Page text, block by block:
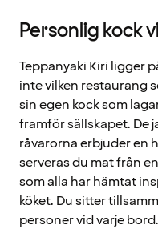
Personlig kock
Teppanyaki Kiri ligger
inte vilken restaurang
sin egen kock som
framför sällskapet. De
råvarorna erbjuder en
serveras du mat från
som alla har hämtat
köket. Du sitter
personer vid varje bord.